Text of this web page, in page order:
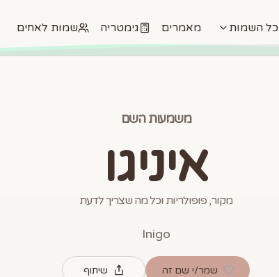
כל השמות מאמרים גימטריה שמות לאחים
משמעות השם
איניגו
מקור, פופולריות וכל מה שצריך לדעת
Inigo
שמר/י שם זה שיתוף